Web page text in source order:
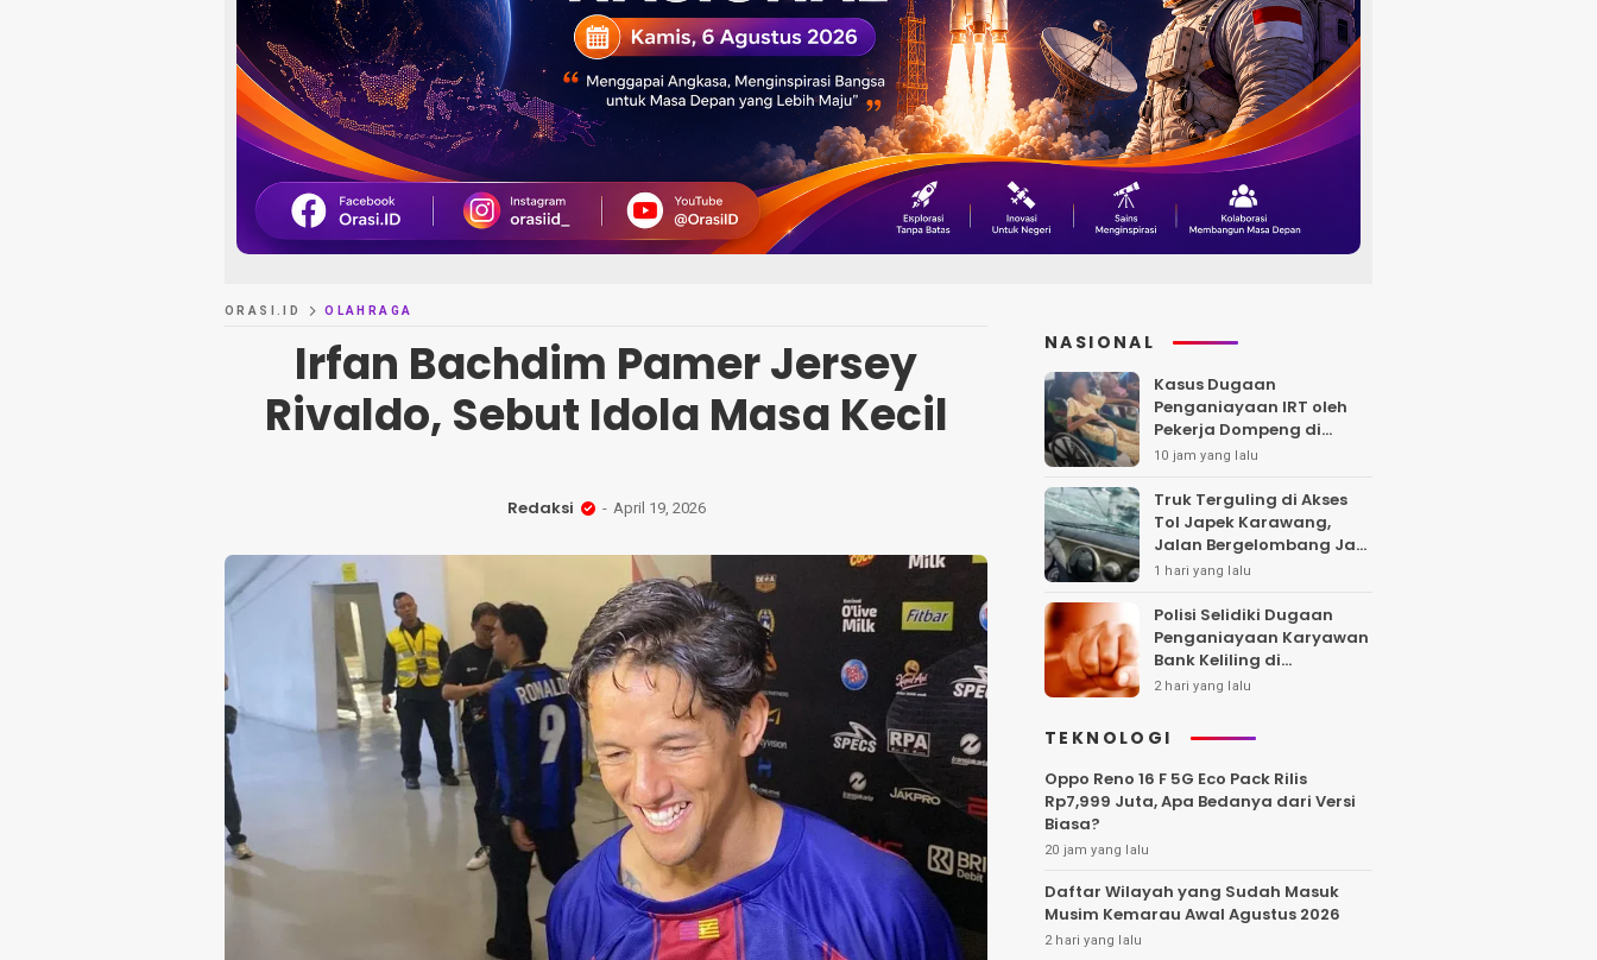
ORASI.ID OLAHRAGA
Irfan Bachdim Pamer Jersey
Rivaldo, Sebut Idola Masa Kecil
Redaksi April 19, 2026
NASIONAL
Kasus Dugaan
Penganiayaan IRT oleh
Pekerja Dompeng di
Batanghari Jalan 7 Bulan,
Kepastian Hukum
10 jam yang lalu
Truk Terguling di Akses
Tol Japek Karawang,
Jalan Bergelombang Jadi
Sorotan
1 hari yang lalu
Polisi Selidiki Dugaan
Penganiayaan Karyawan
Bank Keliling di
Tangerang
2 hari yang lalu
TEKNOLOGI
Oppo Reno 16 F 5G Eco Pack Rilis
Rp7,999 Juta, Apa Bedanya dari Versi
Biasa?
20 jam yang lalu
Daftar Wilayah yang Sudah Masuk
Musim Kemarau Awal Agustus 2026
2 hari yang lalu